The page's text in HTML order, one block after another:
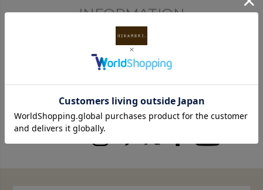
INFORMATION